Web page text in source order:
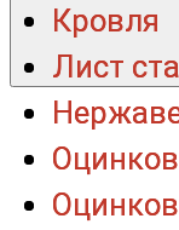
Кровля
Лист
Кровля
Лист